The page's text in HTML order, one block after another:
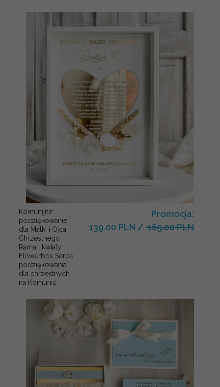
Komunijne
podziękowanie
dla Matki i Ojca
Chrzestnego
Rama i kwiaty ,
Flowerbox Serce
podziękowania
dla chrzestnych
na Komunię
Promocja:
139.00 PLN / 165.00 PLN